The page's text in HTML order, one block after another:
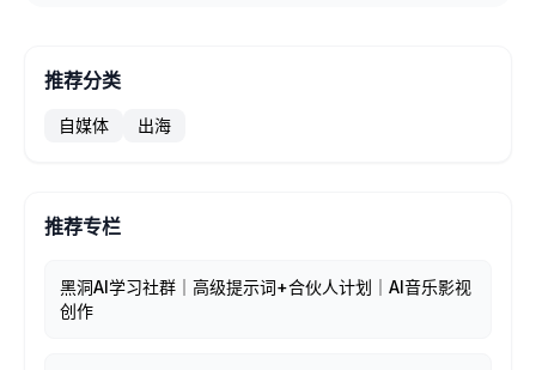
推荐分类
自媒体 出海
推荐专栏
黑洞AI学习社群｜高级提示词+合伙人计划｜AI音乐影视
创作